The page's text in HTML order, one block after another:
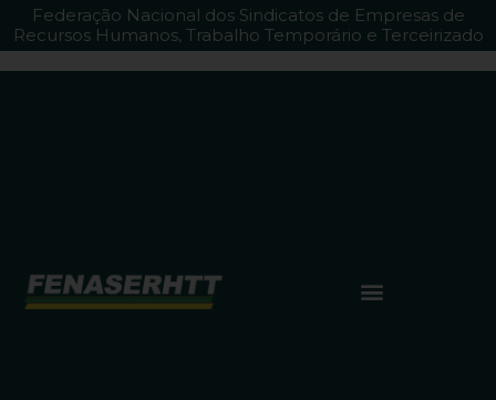
Federação Nacional dos Sindicatos de Empresas de
Recursos Humanos, Trabalho Temporário e Terceirizado